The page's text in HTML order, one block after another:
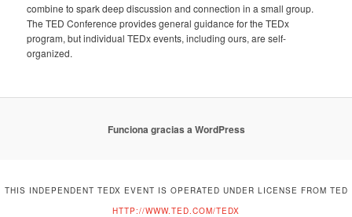
combine to spark deep discussion and connection in a small group.
The TED Conference provides general guidance for the TEDx
program, but individual TEDx events, including ours, are self-
organized.
Funciona gracias a WordPress
THIS INDEPENDENT TEDX EVENT IS OPERATED UNDER LICENSE FROM TED
HTTP://WWW.TED.COM/TEDX